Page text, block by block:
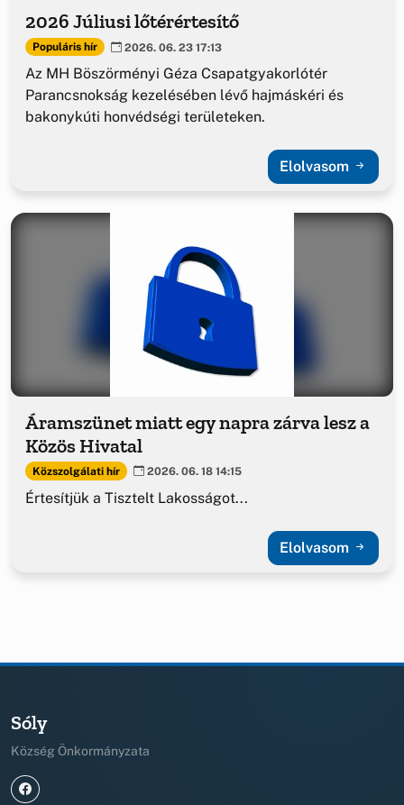
2026 Júliusi lőtérértesítő
Populáris hír 2026. 06. 23 17:13
Az MH Böszörményi Géza Csapatgyakorlótér
Parancsnokság kezelésében lévő hajmáskéri és
bakonykúti honvédségi területeken.
Elolvasom
Áramszünet miatt egy napra zárva lesz a
Közös Hivatal
Közszolgálati hír 2026. 06. 18 14:15
Értesítjük a Tisztelt Lakosságot...
Elolvasom
Sóly
Község Önkormányzata